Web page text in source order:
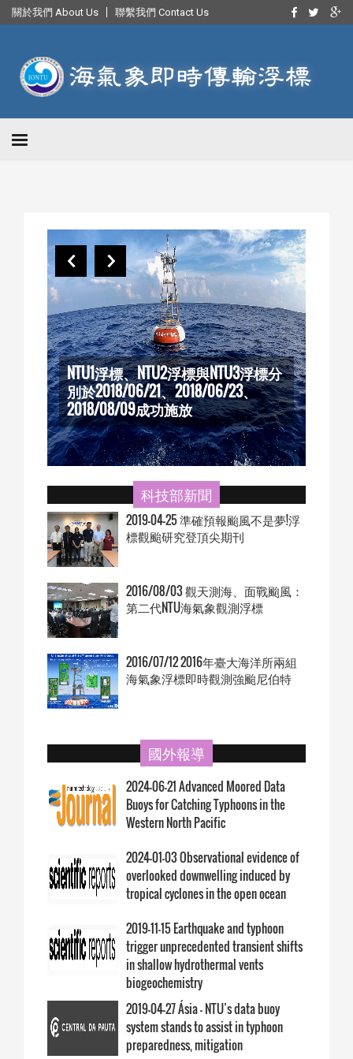
關於我們 About Us 聯繫我們 Contact Us
NTU1浮標、NTU2浮標與NTU3浮標分
別於2018/06/21、2018/06/23、
2018/08/09成功施放
科技部新聞
2019-04-25 準確預報颱風不是夢!浮
標觀颱研究登頂尖期刊
2016/08/03 觀天測海、面戰颱風：
第二代NTU海氣象觀測浮標
2016/07/12 2016年臺大海洋所兩組
海氣象浮標即時觀測強颱尼伯特
國外報導
2024-06-21 Advanced Moored Data
Buoys for Catching Typhoons in the
Western North Pacific
2024-01-03 Observational evidence of
overlooked downwelling induced by
tropical cyclones in the open ocean
2019-11-15 Earthquake and typhoon
trigger unprecedented transient shifts
in shallow hydrothermal vents
biogeochemistry
2019-04-27 Ásia – NTU’s data buoy
system stands to assist in typhoon
preparedness, mitigation